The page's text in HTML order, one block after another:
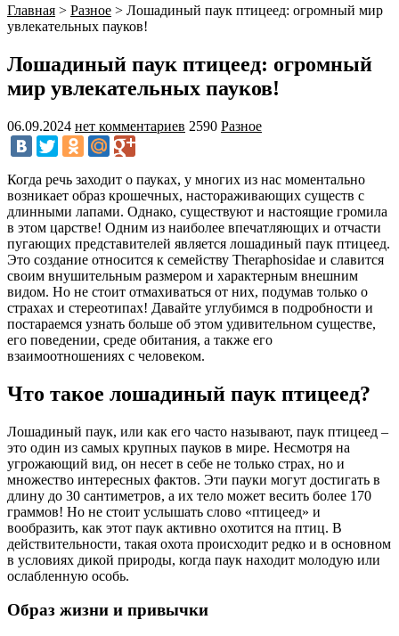
Главная > Разное > Лошадиный паук птицеед: огромный мир
увлекательных пауков!
Лошадиный паук птицеед: огромный
мир увлекательных пауков!
06.09.2024 нет комментариев 2590 Разное
Когда речь заходит о пауках, у многих из нас моментально
возникает образ крошечных, настораживающих существ с
длинными лапами. Однако, существуют и настоящие громила
в этом царстве! Одним из наиболее впечатляющих и отчасти
пугающих представителей является лошадиный паук птицеед.
Это создание относится к семейству Theraphosidae и славится
своим внушительным размером и характерным внешним
видом. Но не стоит отмахиваться от них, подумав только о
страхах и стереотипах! Давайте углубимся в подробности и
постараемся узнать больше об этом удивительном существе,
его поведении, среде обитания, а также его
взаимоотношениях с человеком.
Что такое лошадиный паук птицеед?
Лошадиный паук, или как его часто называют, паук птицеед –
это один из самых крупных пауков в мире. Несмотря на
угрожающий вид, он несет в себе не только страх, но и
множество интересных фактов. Эти пауки могут достигать в
длину до 30 сантиметров, а их тело может весить более 170
граммов! Но не стоит услышать слово «птицеед» и
вообразить, как этот паук активно охотится на птиц. В
действительности, такая охота происходит редко и в основном
в условиях дикой природы, когда паук находит молодую или
ослабленную особь.
Образ жизни и привычки